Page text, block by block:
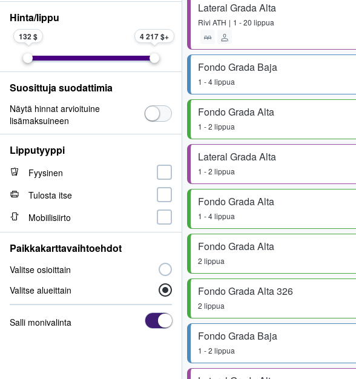
Lateral Grada Alta
Rivi ATH 1 - 20 lippua
Fondo Grada Baja
1 - 4 lippua
Fondo Grada Alta
1 - 2 lippua
Lateral Grada Alta
1 - 2 lippua
Fondo Grada Alta
1 - 4 lippua
Fondo Grada Alta
2 lippua
Fondo Grada Alta 326
2 lippua
Fondo Grada Baja
1 - 2 lippua
Hinta/lippu
132 $ 4 217 $
Suosittuja suodattimia
Näytä hinnat arvioituine
lisämaksuineen
Lipputyyppi
Fyysinen
Tulosta itse
Mobiilisiirto
Paikkakarttavaihtoehdot
Valitse osioittain
Valitse alueittain
Salli monivalinta